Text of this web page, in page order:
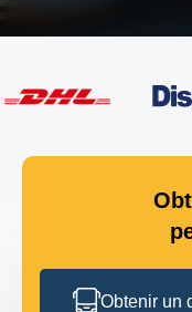
Obtenir un